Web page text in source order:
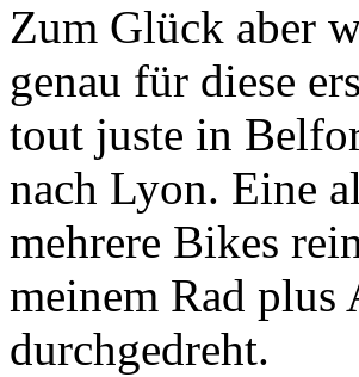
Zum Glück aber
genau für diese
tout juste in
nach Lyon. Eine
mehrere Bikes
meinem Rad plus
durchgedreht.